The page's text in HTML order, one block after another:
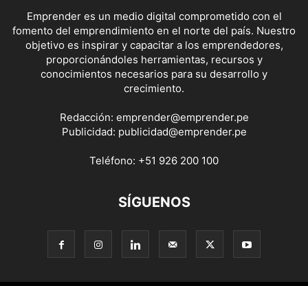
Emprender es un medio digital comprometido con el
fomento del emprendimiento en el norte del país. Nuestro
objetivo es inspirar y capacitar a los emprendedores,
proporcionándoles herramientas, recursos y
conocimientos necesarios para su desarrollo y
crecimiento.
Redacción: emprender@emprender.pe
Publicidad: publicidad@emprender.pe
Teléfono: +51 926 200 100
SÍGUENOS